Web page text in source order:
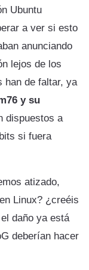
Ubuntu
a ver si esto
anunciando
lejos de los
han de faltar, ya
y su
dispuestos a
si fuera
atizado,
Linux? ¿creéis
daño ya está
deberían hacer